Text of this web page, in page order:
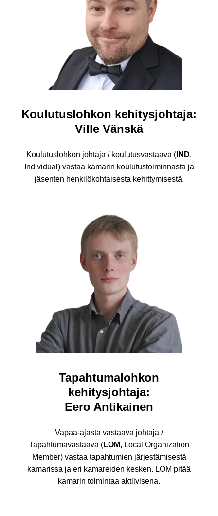
Koulutuslohkon kehitysjohtaja:
Ville Vänskä
Koulutuslohkon johtaja / koulutusvastaava ( IND,
Individual) vastaa kamarin koulutustoiminnasta ja
jäsenten henkilökohtaisesta kehittymisestä.
Tapahtumalohkon
kehitysjohtaja:
Eero Antikainen
Vapaa-ajasta vastaava johtaja /
Tapahtumavastaava (LOM,Local Organization
Member) vastaa tapahtumien järjestämisestä
kamarissa ja eri kamareiden kesken. LOM pitää
kamarin toimintaa aktiivisena.